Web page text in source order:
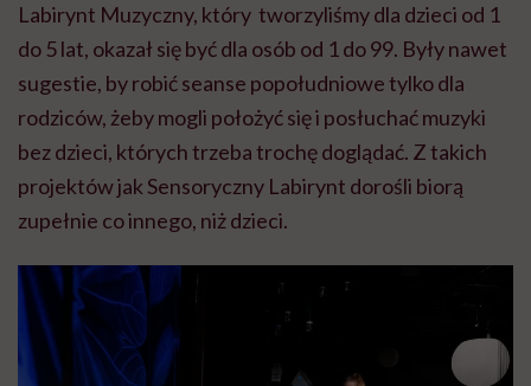
Labirynt Muzyczny, który tworzyliśmy dla dzieci od 1
do 5 lat, okazał się być dla osób od 1 do 99. Były nawet
sugestie, by robić seanse popołudniowe tylko dla
rodziców, żeby mogli położyć się i posłuchać muzyki
bez dzieci, których trzeba trochę doglądać. Z takich
projektów jak Sensoryczny Labirynt dorośli biorą
zupełnie co innego, niż dzieci.